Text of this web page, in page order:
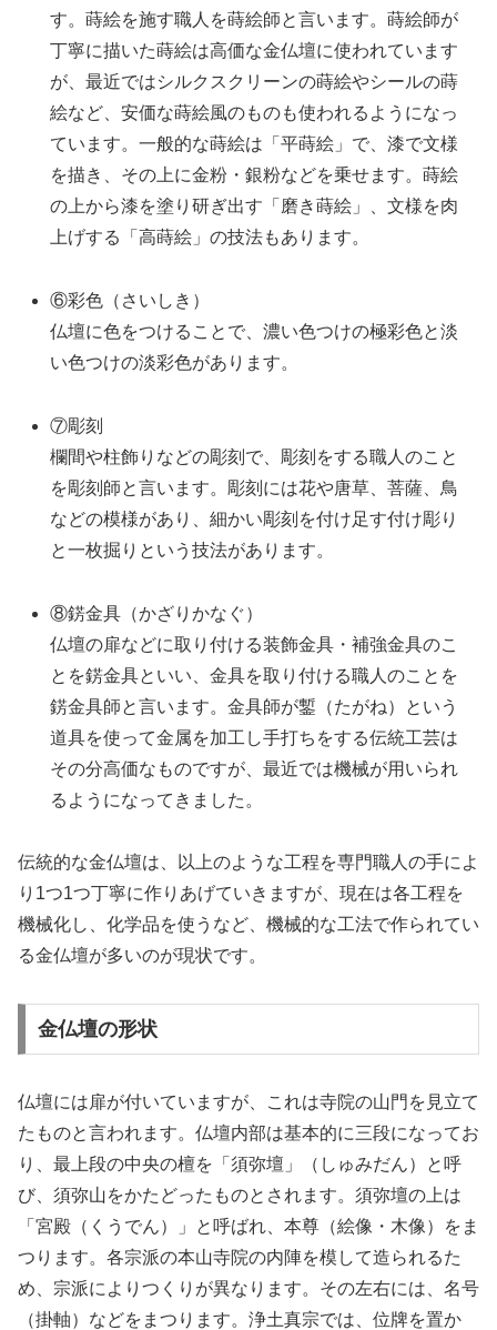
す。蒔絵を施す職人を蒔絵師と言います。蒔絵師が
丁寧に描いた蒔絵は高価な金仏壇に使われています
が、最近ではシルクスクリーンの蒔絵やシールの蒔
絵など、安価な蒔絵風のものも使われるようになっ
ています。一般的な蒔絵は「平蒔絵」で、漆で文様
を描き、その上に金粉・銀粉などを乗せます。蒔絵
の上から漆を塗り研ぎ出す「磨き蒔絵」、文様を肉
上げする「高蒔絵」の技法もあります。
⑥彩色（さいしき）
仏壇に色をつけることで、濃い色つけの極彩色と淡
い色つけの淡彩色があります。
⑦彫刻
欄間や柱飾りなどの彫刻で、彫刻をする職人のこと
を彫刻師と言います。彫刻には花や唐草、菩薩、鳥
などの模様があり、細かい彫刻を付け足す付け彫り
と一枚掘りという技法があります。
⑧錺金具（かざりかなぐ）
仏壇の扉などに取り付ける装飾金具・補強金具のこ
とを錺金具といい、金具を取り付ける職人のことを
錺金具師と言います。金具師が鏨（たがね）という
道具を使って金属を加工し手打ちをする伝統工芸は
その分高価なものですが、最近では機械が用いられ
るようになってきました。
伝統的な金仏壇は、以上のような工程を専門職人の手によ
り1つ1つ丁寧に作りあげていきますが、現在は各工程を
機械化し、化学品を使うなど、機械的な工法で作られてい
る金仏壇が多いのが現状です。
金仏壇の形状
仏壇には扉が付いていますが、これは寺院の山門を見立て
たものと言われます。仏壇内部は基本的に三段になってお
り、最上段の中央の檀を「須弥壇」（しゅみだん）と呼
び、須弥山をかたどったものとされます。須弥壇の上は
「宮殿（くうでん）」と呼ばれ、本尊（絵像・木像）をま
つります。各宗派の本山寺院の内陣を模して造られるた
め、宗派によりつくりが異なります。その左右には、名号
（掛軸）などをまつります。浄土真宗では、位牌を置か